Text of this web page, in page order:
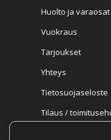
Huolto ja varaosat
Vuokraus
Tarjoukset
Yhteys
Tietosuojaseloste
Tilaus /